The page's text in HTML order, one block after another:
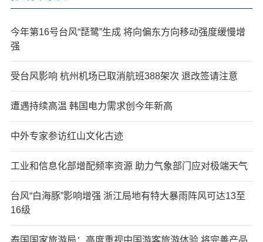
今年第16号台风“琵鹭”生成 将向偏东方向移动强度缓慢增
强
受台风影响 杭州机场已取消航班388架次 退改签请注意
遭遇持续高温 韩国电力需求创今年新高
中外专家参访红山文化古迹
工业和信息化部增配频率资源 助力气象部门应对极端天气
台风“白海豚”影响增强 浙江局地有特大暴雨阵风可达13至
16级
泰国国家旅游局：高度重视中国游客旅游体验 将完善产品